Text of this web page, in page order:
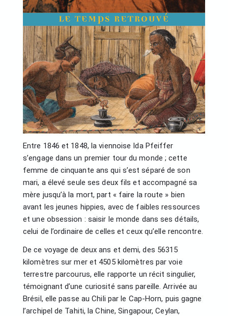
Entre 1846 et 1848, la viennoise Ida Pfeiffer
s’engage dans un premier tour du monde ; cette
femme de cinquante ans qui s’est séparé de son
mari, a élevé seule ses deux fils et accompagné sa
mère jusqu’à la mort, part « faire la route » bien
avant les jeunes hippies, avec de faibles ressources
et une obsession : saisir le monde dans ses détails,
celui de l’ordinaire de celles et ceux qu’elle rencontre.
De ce voyage de deux ans et demi, des 56315
kilomètres sur mer et 4505 kilomètres par voie
terrestre parcourus, elle rapporte un récit singulier,
témoignant d’une curiosité sans pareille. Arrivée au
Brésil, elle passe au Chili par le Cap-Horn, puis gagne
l’archipel de Tahiti, la Chine, Singapour, Ceylan,